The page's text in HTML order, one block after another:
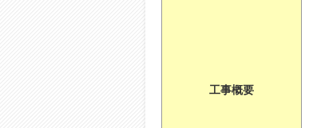
工事概要